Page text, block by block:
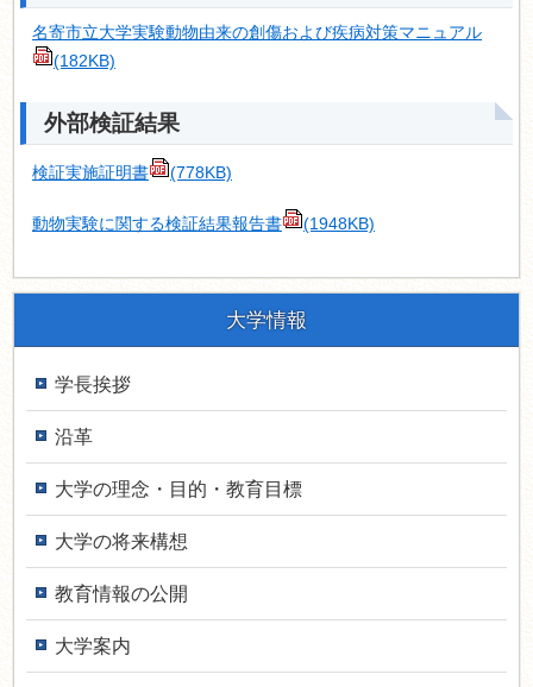
名寄市立大学実験動物由来の創傷および疾病対策マニュアル
(182KB)
外部検証結果
検証実施証明書 (778KB)
動物実験に関する検証結果報告書 (1948KB)
大学情報
学長挨拶
沿革
大学の理念・目的・教育目標
大学の将来構想
教育情報の公開
大学案内